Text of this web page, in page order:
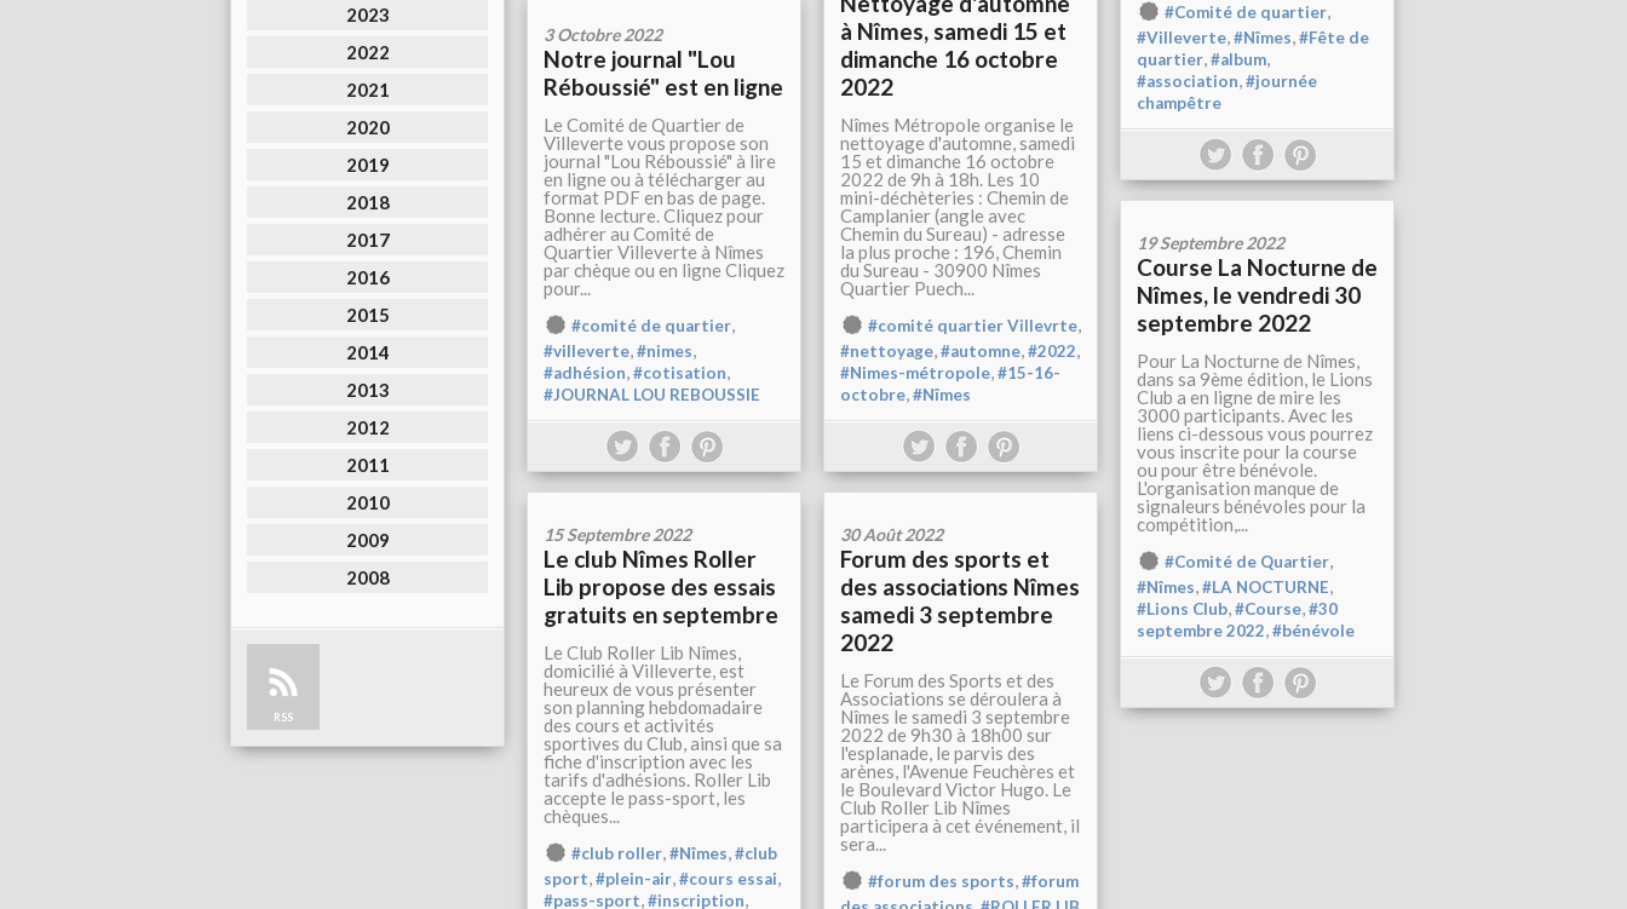
2023
2022
2021
2020
2019
2018
2017
2016
2015
2014
2013
2012
2011
2010
2009
2008
RSS
#Comité de quartier,
#Villeverte,#Nîmes,#Fête de
quartier,#album,
#association,#journée
champêtre
à Nîmes, samedi 15 et
dimanche 16 octobre
2022
Nîmes Métropole organise le
nettoyage d'automne, samedi
15 et dimanche 16 octobre
2022 de 9h à 18h. Les 10
mini-déchèteries : Chemin de
Camplanier (angle avec
Chemin du Sureau) - adresse
la plus proche : 196, Chemin
du Sureau - 30900 Nîmes
Quartier Puech...
#comité quartier Villevrte,
#nettoyage,#automne,#2022,
#Nimes-métropole,#15-16-
octobre,#Nîmes
3 Octobre 2022
Notre journal "Lou
Réboussié" est en ligne
Le Comité de Quartier de
Villeverte vous propose son
journal "Lou Réboussié" à lire
en ligne ou à télécharger au
format PDF en bas de page.
Bonne lecture. Cliquez pour
adhérer au Comité de
Quartier Villeverte à Nîmes
par chèque ou en ligne Cliquez
pour...
#comité de quartier,
#villeverte,#nimes,
#adhésion,#cotisation,
#JOURNAL LOU REBOUSSIE
19 Septembre 2022
Course La Nocturne de
Nîmes, le vendredi 30
septembre 2022
Pour La Nocturne de Nîmes,
dans sa 9ème édition, le Lions
Club a en ligne de mire les
3000 participants. Avec les
liens ci-dessous vous pourrez
vous inscrite pour la course
ou pour être bénévole.
L'organisation manque de
signaleurs bénévoles pour la
compétition,...
#Comité de Quartier,
#Nîmes,#LA NOCTURNE,
#Lions Club,#Course,#30
septembre 2022,#bénévole
15 Septembre 2022
Le club Nîmes Roller
Lib propose des essais
gratuits en septembre
Le Club Roller Lib Nîmes,
domicilié à Villeverte, est
heureux de vous présenter
son planning hebdomadaire
des cours et activités
sportives du Club, ainsi que sa
fiche d'inscription avec les
tarifs d'adhésions. Roller Lib
accepte le pass-sport, les
chèques...
#club roller,#Nîmes,#club
sport,#plein-air,#cours essai,
#pass-sport,#inscription,
30 Août 2022
Forum des sports et
des associations Nîmes
samedi 3 septembre
2022
Le Forum des Sports et des
Associations se déroulera à
Nîmes le samedi 3 septembre
2022 de 9h30 à 18h00 sur
l'esplanade, le parvis des
arènes, l'Avenue Feuchères et
le Boulevard Victor Hugo. Le
Club Roller Lib Nîmes
participera à cet événement, il
sera...
#forum des sports,#forum